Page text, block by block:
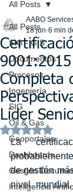
All Posts
SIG - GIS
Documentos
Procesos
Ingeniería
SIG
Oil & Gas
Geoportales
Dashboards
Gestión
Inteligencia
All Posts
Completa
Líder
AABO
18 jun 6 min
Obtuvo NaN
La
de gestión
nivel